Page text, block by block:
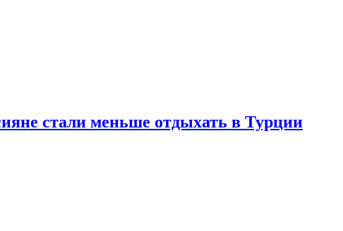
стали меньше отдыхать в Турции